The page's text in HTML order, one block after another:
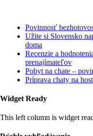
Povinnosť
Užite si Slovensko
doma
Recenzie a
prenajímateľov
Pobyt na chate –
Príprava chaty na
Widget Ready
This left column is widget